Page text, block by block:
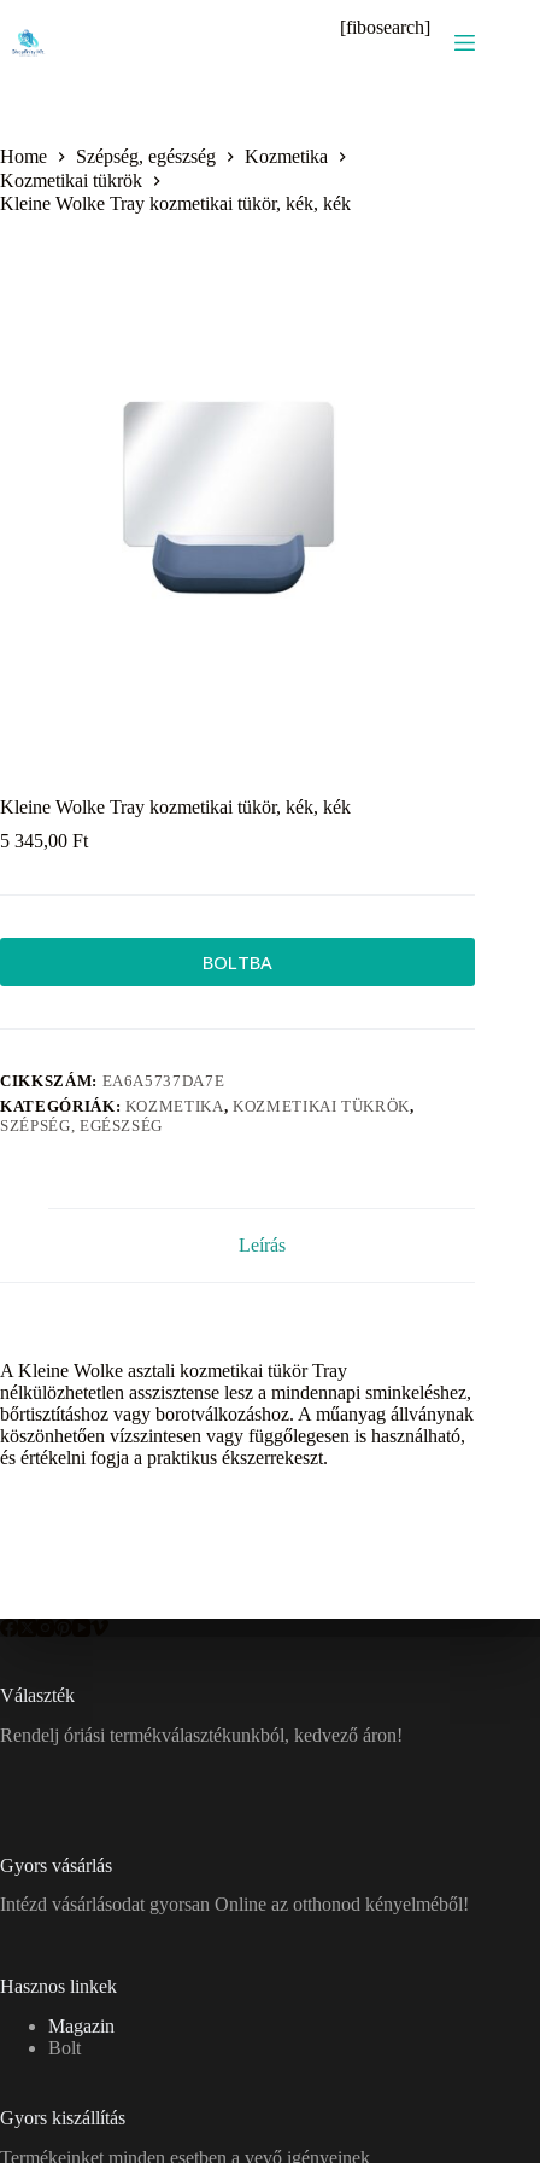
content
[fibosearch]
Home Szépség, egészség
Kozmetika
Kozmetikai tükrök
Kleine Wolke Tray kozmetikai tükör, kék, kék
Kleine Wolke Tray kozmetikai tükör, kék, kék
5 345,00 Ft
BOLTBA
CIKKSZÁM: EA6A5737DA7E
KATEGÓRIÁK: KOZMETIKA, KOZMETIKAI TÜKRÖK,
SZÉPSÉG, EGÉSZSÉG
Leírás
A Kleine Wolke asztali kozmetikai tükör Tray
nélkülözhetetlen asszisztense lesz a mindennapi sminkeléshez,
bőrtisztításhoz vagy borotválkozáshoz. A műanyag állványnak
köszönhetően vízszintesen vagy függőlegesen is használható,
és értékelni fogja a praktikus ékszerrekeszt.
Választék
Rendelj óriási termékválasztékunkból, kedvező áron!
Gyors vásárlás
Intézd vásárlásodat gyorsan Online az otthonod kényelméből!
Hasznos linkek
Magazin
Bolt
Gyors kiszállítás
Termékeinket minden esetben a vevő igényeinek